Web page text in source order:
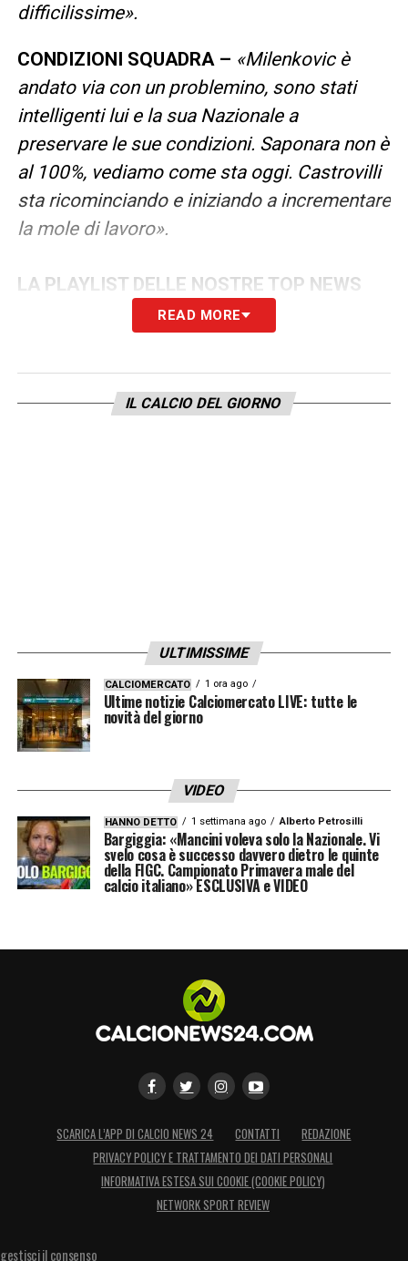
difficilissime».
CONDIZIONI SQUADRA – «Milenkovic è
andato via con un problemino, sono stati
intelligenti lui e la sua Nazionale a
preservare le sue condizioni. Saponara non è
al 100%, vediamo come sta oggi. Castrovilli
sta ricominciando e iniziando a incrementare
la mole di lavoro».
LA PLAYLIST DELLE NOSTRE TOP NEWS
READ MORE
IL CALCIO DEL GIORNO
ULTIMISSIME
CALCIOMERCATO 1 ora ago
Ultime notizie Calciomercato LIVE: tutte le
novità del giorno
VIDEO
HANNO DETTO 1 settimana ago Alberto Petrosilli
Bargiggia: «Mancini voleva solo la Nazionale. Vi
svelo cosa è successo davvero dietro le quinte
della FIGC. Campionato Primavera male del
calcio italiano» ESCLUSIVA e VIDEO
SCARICA L’APP DI CALCIO NEWS 24 CONTATTI
REDAZIONE
PRIVACY POLICY E TRATTAMENTO DEI DATI PERSONALI
INFORMATIVA ESTESA SUI COOKIE (COOKIE POLICY)
NETWORK SPORT REVIEW
gestisci il consenso